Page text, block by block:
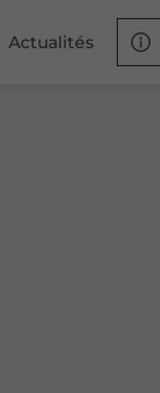
Actualités